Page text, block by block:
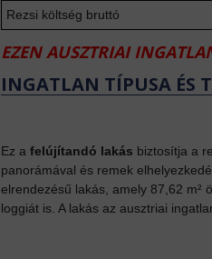
Rezsi költség bruttó
EZEN AUSZTRIAI
INGATLAN TÍPUSA ÉS
Ez a felújítandó lakás biztosítja a
panorámával és remek
elrendezésű lakás, amely 87,62 m²
loggiát is. A lakás az ausztriai